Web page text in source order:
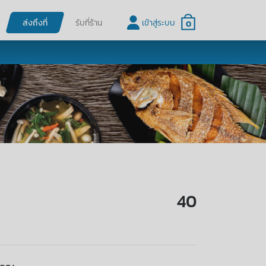
เข้าสู่ระบบ 0
ส่งถึงที่ รับที่ร้าน
40